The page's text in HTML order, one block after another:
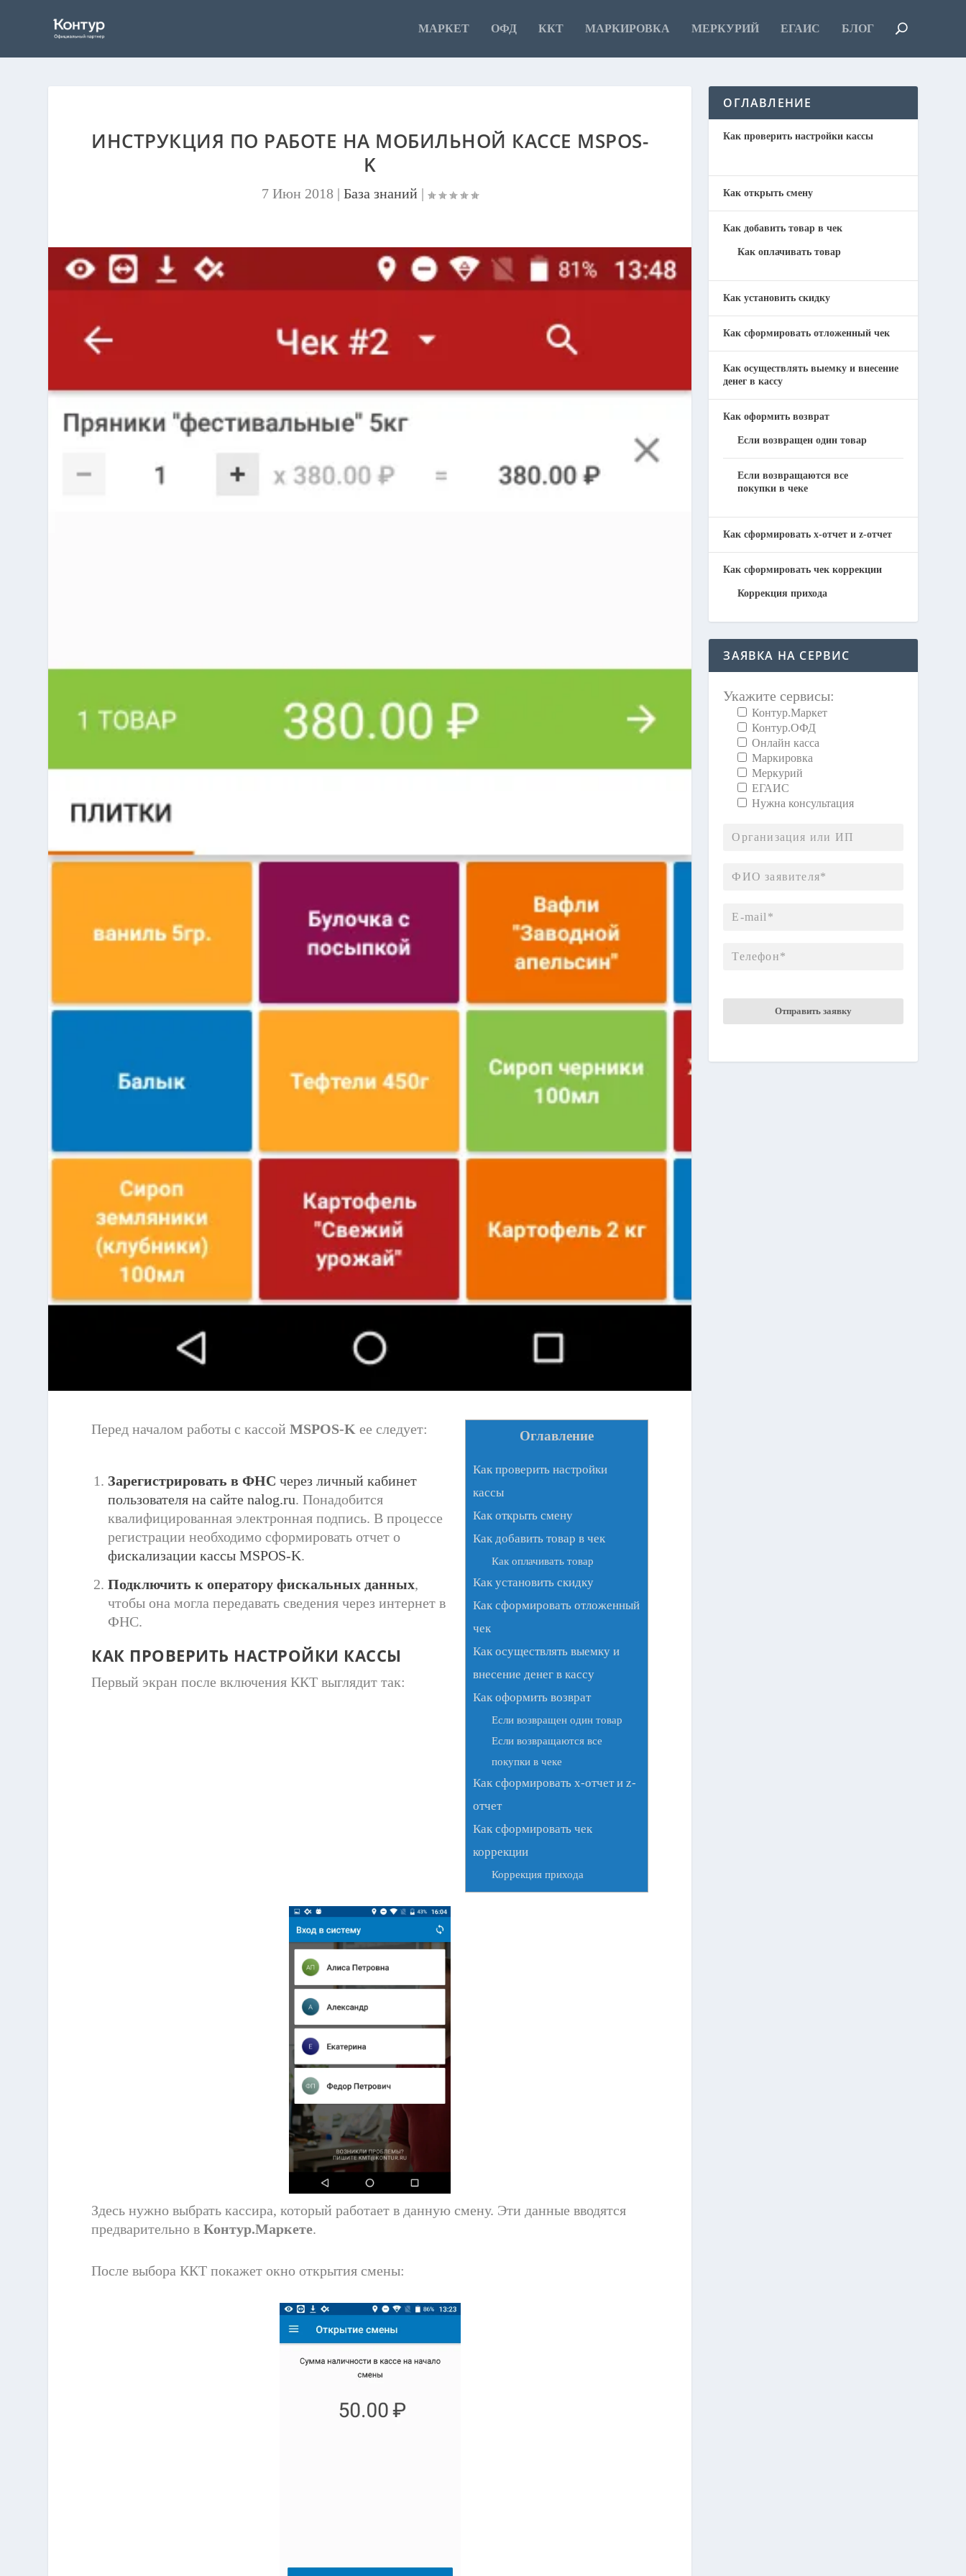
МАРКЕТ ОФД ККТ МАРКИРОВКА МЕРКУРИЙ ЕГАИС БЛОГ
ИНСТРУКЦИЯ ПО РАБОТЕ НА МОБИЛЬНОЙ КАССЕ MSPOS-
K
7 Июн 2018 |База знаний |
Оглавление
Как проверить настройки
кассы
Как открыть смену
Как добавить товар в чек
Как оплачивать товар
Как установить скидку
Как сформировать отложенный
чек
Как осуществлять выемку и
внесение денег в кассу
Как оформить возврат
Если возвращен один товар
Если возвращаются все
покупки в чеке
Как сформировать x-отчет и z-
отчет
Как сформировать чек
коррекции
Коррекция прихода
Перед началом работы с кассойMSPOS-K ее следует:
Зарегистрировать в ФНС через личный кабинет
пользователя на сайте nalog.ru. Понадобится
квалифицированная электронная подпись. В процессе
регистрации необходимо сформировать отчет о
фискализации кассы MSPOS-K.
Подключить к оператору фискальных данных,
чтобы она могла передавать сведения через интернет в
ФНС.
КАК ПРОВЕРИТЬ НАСТРОЙКИ КАССЫ
Первый экран после включения ККТ выглядит так:
Здесь нужно выбрать кассира, который работает в данную смену. Эти данные вводятся
предварительно вКонтур.Маркете.
После выбора ККТ покажет окно открытия смены:
ОГЛАВЛЕНИЕ
Как проверить настройки кассы
Как открыть смену
Как добавить товар в чек
Как оплачивать товар
Как установить скидку
Как сформировать отложенный чек
Как осуществлять выемку и внесение
денег в кассу
Как оформить возврат
Если возвращен один товар
Если возвращаются все
покупки в чеке
Как сформировать x-отчет и z-отчет
Как сформировать чек коррекции
Коррекция прихода
ЗАЯВКА НА СЕРВИС
Укажите сервисы:
Контур.Маркет
Контур.ОФД
Онлайн касса
Маркировка
Меркурий
ЕГАИС
Нужна консультация